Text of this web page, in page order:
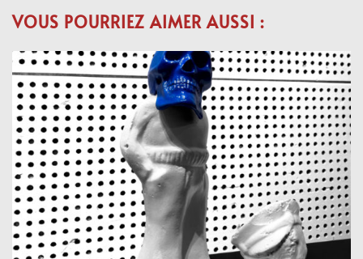
VOUS POURRIEZ AIMER AUSSI :